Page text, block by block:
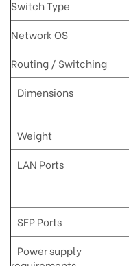
Switch Type
Network OS
Routing / Switching
Dimensions
Weight
LAN Ports
SFP Ports
Power supply